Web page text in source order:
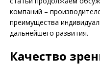
компаний –
преимущества
дальнейшего развития.
Качество